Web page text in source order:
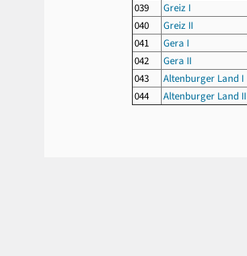
039
Greiz I
040
Greiz II
041
Gera I
042
Gera II
043
Altenburger Land I
044
Altenburger Land II